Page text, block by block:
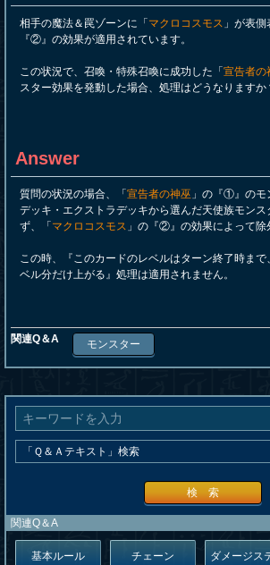
相手の魔法＆罠ゾーンに「 マクロコスモス 」が表
『②』の効果が適用されています。
この状況で、召喚・特殊召喚に成功した「 宣告者の
スター効果を発動した場合、処理はどうなりますか
Answer
質問の状況の場合、「 宣告者の神巫 」の『①』のモ
デッキ・エクストラデッキから選んだ天使族モン
ず、「 マクロコスモス 」の『②』の効果によって除
この時、『このカードのレベルはターン終了時ま
ベル分だけ上がる』処理は適用されません。
関連Q＆A モンスター
検 索
関連Q＆A
基本ルール チェーン ダメージス